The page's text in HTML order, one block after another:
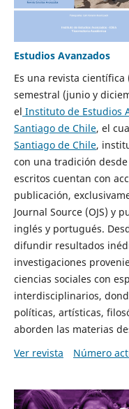
Estudios Avanzados
Es una revista
semestral (junio y
el Instituto de Estudios
Santiago de Chile, el
Santiago de Chile,
con una tradición
escritos cuentan con
publicación,
Journal Source (OJS) y
inglés y portugués.
difundir resultados
investigaciones
ciencias sociales con
interdisciplinarios,
políticas, artísticas,
aborden las materias
Ver revista
Número